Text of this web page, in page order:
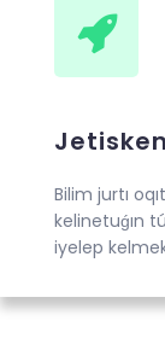
Bilim jurtı
kelinetuǵın
iyelep